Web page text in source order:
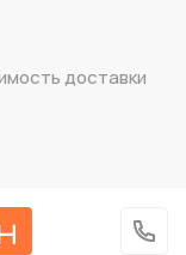
доставки
+7